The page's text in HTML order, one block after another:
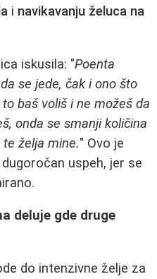
i navikavanju želuca na
iskusila: "Poenta
se jede, čak i ono što
baš voliš i ne možeš da
onda se smanji količina
želja mine." Ovo je
uspeh, jer se
deluje gde druge
do intenzivne želje za